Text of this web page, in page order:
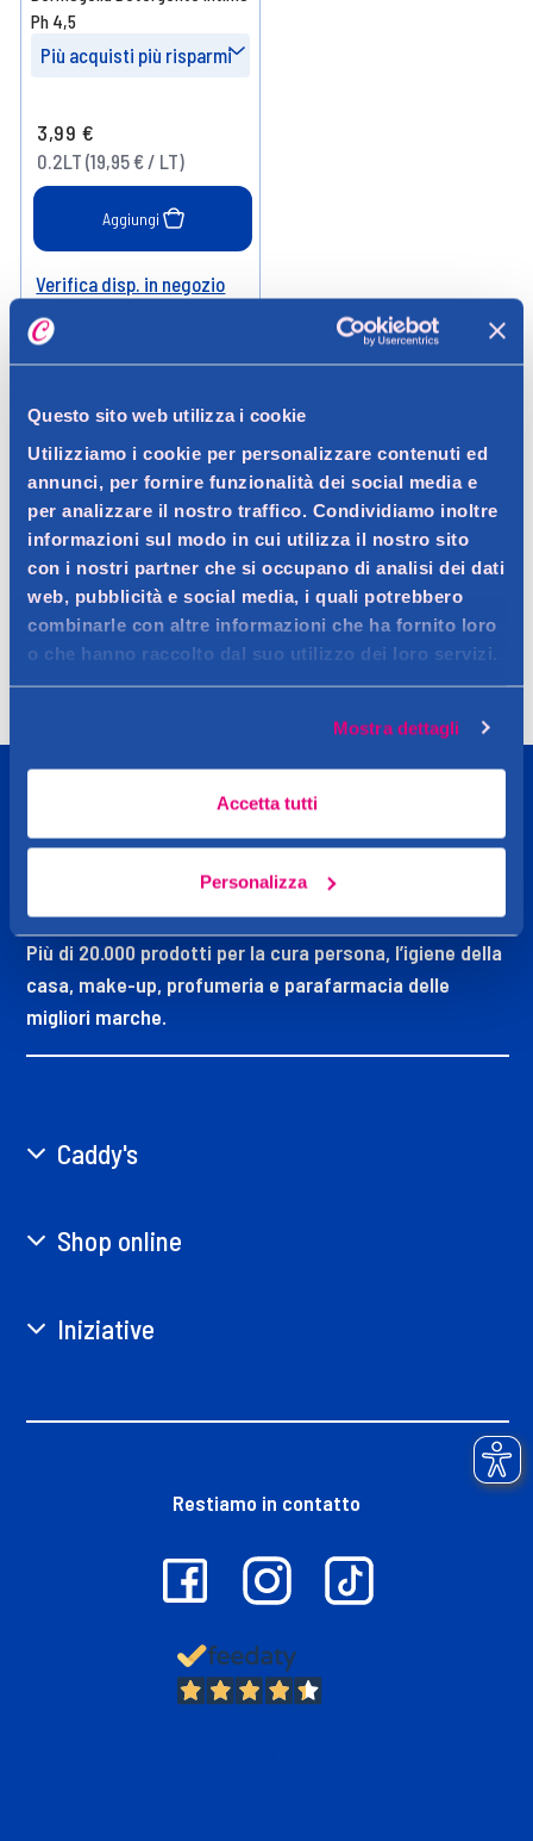
Questo sito web utilizza i cookie
Utilizziamo i cookie per personalizzare contenuti ed
annunci, per fornire funzionalità dei social media e
per analizzare il nostro traffico. Condividiamo inoltre
informazioni sul modo in cui utilizza il nostro sito
con i nostri partner che si occupano di analisi dei dati
web, pubblicità e social media, i quali potrebbero
combinarle con altre informazioni che ha fornito loro
o che hanno raccolto dal suo utilizzo dei loro servizi.
Mostra dettagli
Accetta tutti
Personalizza
Ph 4,5
Più acquisti più risparmi
3,99 €
0.2LT (19,95 € / LT)
Aggiungi
Help
Verifica disp. in negozio
Spedizione Resi Contattaci Faq
CADDY'S
Più di 20.000 prodotti per la cura persona, l’igiene della
casa, make-up, profumeria e parafarmacia delle
migliori marche.
Caddy's
Shop online
Iniziative
Restiamo in contatto